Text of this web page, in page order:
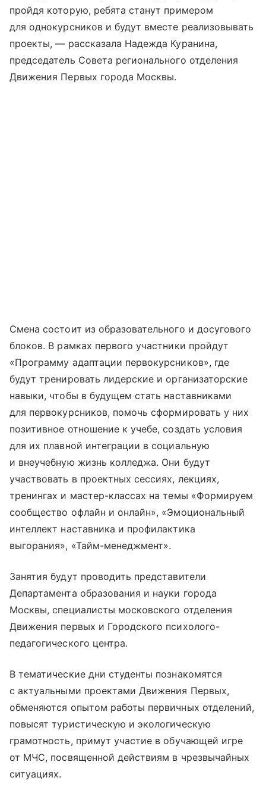
пройдя которую, ребята станут примером
для однокурсников и будут вместе реализовывать
проекты, — рассказала Надежда Куранина,
председатель Совета регионального отделения
Движения Первых города Москвы.
Смена состоит из образовательного и досугового
блоков. В рамках первого участники пройдут
«Программу адаптации первокурсников», где
будут тренировать лидерские и организаторские
навыки, чтобы в будущем стать наставниками
для первокурсников, помочь сформировать у них
позитивное отношение к учебе, создать условия
для их плавной интеграции в социальную
и внеучебную жизнь колледжа. Они будут
участвовать в проектных сессиях, лекциях,
тренингах и мастер-классах на темы «Формируем
сообщество офлайн и онлайн», «Эмоциональный
интеллект наставника и профилактика
выгорания», «Тайм-менеджмент».
Занятия будут проводить представители
Департамента образования и науки города
Москвы, специалисты московского отделения
Движения первых и Городского психолого-
педагогического центра.
В тематические дни студенты познакомятся
с актуальными проектами Движения Первых,
обменяются опытом работы первичных отделений,
повысят туристическую и экологическую
грамотность, примут участие в обучающей игре
от МЧС, посвященной действиям в чрезвычайных
ситуациях.